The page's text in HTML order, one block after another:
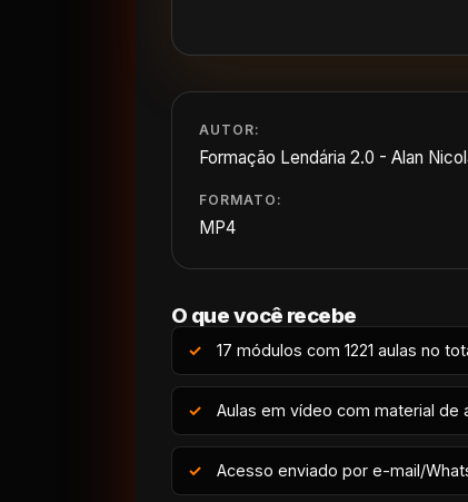
AUTOR:
Formação Lendária 2.0 - Alan
FORMATO:
MP4
O que você recebe
17 módulos com 1221 aulas no
Aulas em vídeo com material de
Acesso enviado por e-mail/